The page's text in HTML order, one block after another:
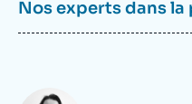
Nos experts dans la
Photo